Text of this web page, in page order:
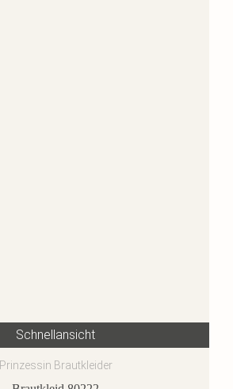
Schnellansicht
Prinzessin Brautkleider